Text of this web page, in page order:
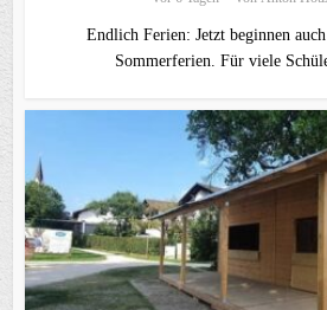
Endlich Ferien: Jetzt beginnen
Sommerferien. Für viele